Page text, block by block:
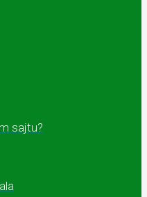
sajtu?